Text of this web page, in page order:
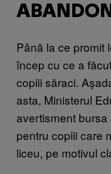
Până la ce promit
încep cu ce a
copiii săraci.
asta, Ministerul
avertisment
pentru copiii care
liceu, pe motivul